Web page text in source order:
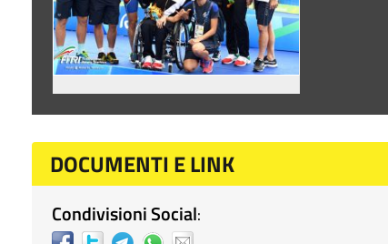
DOCUMENTI E LINK
Condivisioni Social: